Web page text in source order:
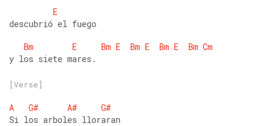
E
descubrió el fuego
Bm
E Bm E Bm E Bm E Bm Cm
y los siete mares.
[Verse]
A G# A#
G#
Si los arboles lloraran